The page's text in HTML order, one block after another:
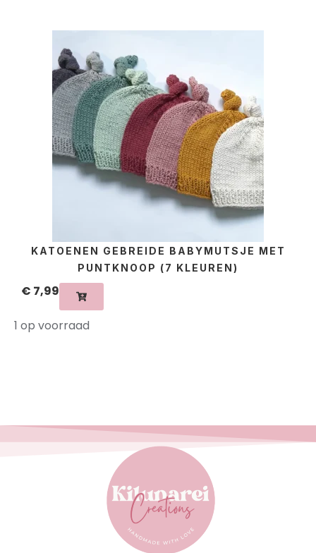
KATOENEN GEBREIDE BABYMUTSJE MET
PUNTKNOOP (7 KLEUREN)
€ 7,99
1 op voorraad